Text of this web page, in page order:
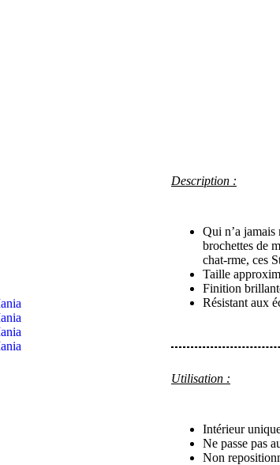
Description :
Qui n’a jamais
brochettes de
chat-rme, ces
Taille
Finition
Résistant aux
Utilisation :
Intérieur
Ne passe pas
Non